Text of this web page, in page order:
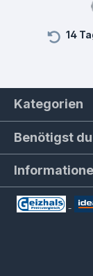
14
Kategorien
Benötigst